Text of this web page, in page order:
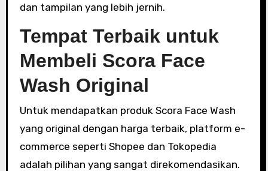
dan tampilan yang lebih jernih.
Tempat Terbaik untuk
Membeli Scora Face
Wash Original
Untuk mendapatkan produk Scora Face Wash
yang original dengan harga terbaik, platform e-
commerce seperti Shopee dan Tokopedia
adalah pilihan yang sangat direkomendasikan.